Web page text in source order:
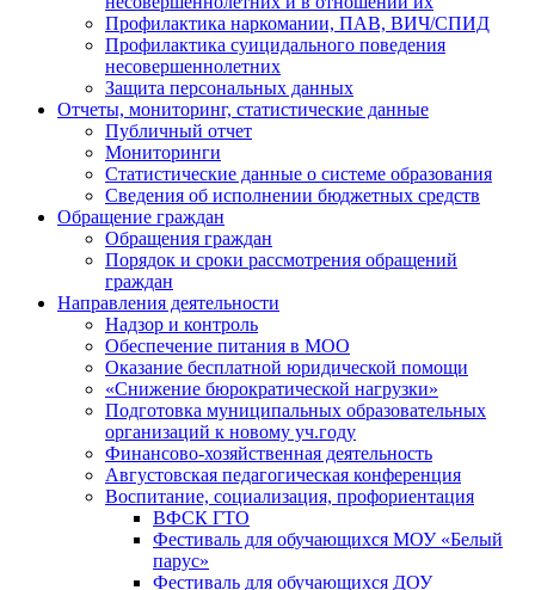
Профилактика наркомании, ПАВ, ВИЧ/СПИД
Профилактика суицидального поведения
несовершеннолетних
Защита персональных данных
Отчеты, мониторинг, статистические данные
Публичный отчет
Мониторинги
Статистические данные о системе образования
Сведения об исполнении бюджетных средств
Обращение граждан
Обращения граждан
Порядок и сроки рассмотрения обращений
граждан
Направления деятельности
Надзор и контроль
Обеспечение питания в МОО
Оказание бесплатной юридической помощи
«Снижение бюрократической нагрузки»
Подготовка муниципальных образовательных
организаций к новому уч.году
Финансово-хозяйственная деятельность
Августовская педагогическая конференция
Воспитание, социализация, профориентация
ВФСК ГТО
Фестиваль для обучающихся МОУ «Белый
парус»
Фестиваль для обучающихся ДОУ